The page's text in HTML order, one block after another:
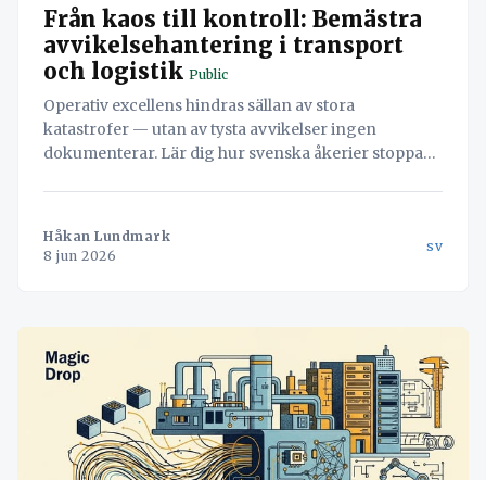
Från kaos till kontroll: Bemästra
avvikelsehantering i transport
och logistik Public
Operativ excellens hindras sällan av stora
katastrofer — utan av tysta avvikelser ingen
dokumenterar. Lär dig hur svenska åkerier stoppar
direkt i arbetsflödet.
Håkan Lundmark
8 jun 2026
sv